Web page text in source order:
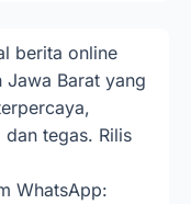
berita online
Jawa Barat yang
tegas. Rilis
WhatsApp: